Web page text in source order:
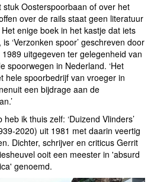
Oosterspoorbaan of over het
over de rails staat geen literatuur
enige boek in het kastje dat iets
‘Verzonken spoor’ geschreven door
uitgegeven ter gelegenheid van
spoorwegen in Nederland. ‘Het
hele spoorbedrijf van vroeger in
een bijdrage aan de
ik thuis zelf: ‘Duizend Vlinders’
2020) uit 1981 met daarin veertig
Dichter, schrijver en criticus Gerrit
ooit een meester in 'absurd
genoemd.